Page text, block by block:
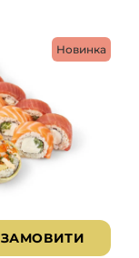
Новинка
ЗАМОВИТИ